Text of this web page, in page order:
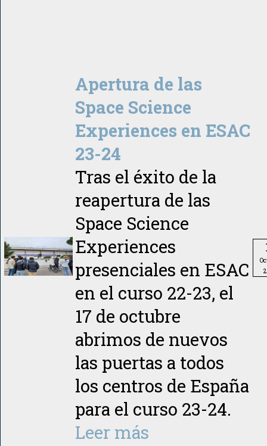
Apertura de las
Space Science
Experiences en ESAC
23-24
Tras el éxito de la
reapertura de las
Space Science
Experiences
presenciales en ESAC
en el curso 22-23, el
17 de octubre
abrimos de nuevos
las puertas a todos
los centros de España
para el curso 23-24.
Leer más